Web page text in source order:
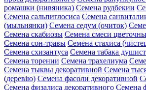
ромашки (нивяника) Семена рудбекии
Семена сальпиглосиса Семена
(мыльнянки) Семена седум (очиток)
Семена скабиозы Семена смеси
Семена сон-травы Семена стахиса
Семена схизантуса Семена табака
Семена торении Семена трахелиума
Семена тыквы декоративной Семена
(деревію) Семена фасоли декоративной
Семена физалиса декоративного Семена